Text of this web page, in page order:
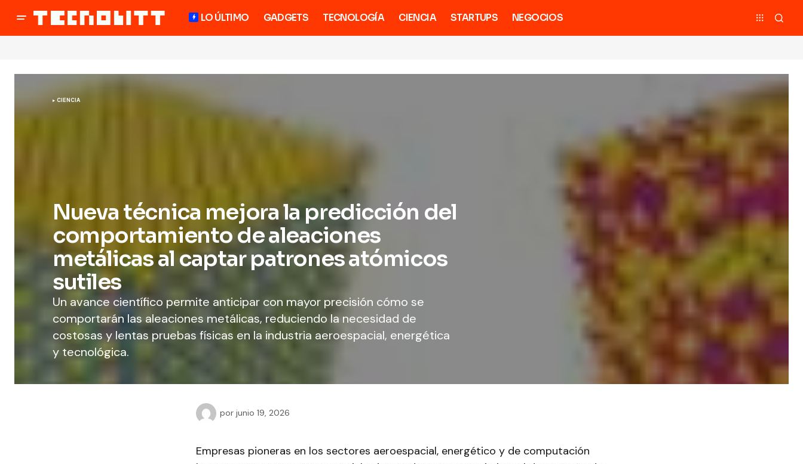
LO ÚLTIMO GADGETS TECNOLOGÍA CIENCIA STARTUPS NEGOCIOS
CIENCIA
Nueva técnica mejora la predicción del
comportamiento de aleaciones
metálicas al captar patrones atómicos
sutiles
Un avance científico permite anticipar con mayor precisión cómo se
comportarán las aleaciones metálicas, reduciendo la necesidad de
costosas y lentas pruebas físicas en la industria aeroespacial, energética
y tecnológica.
por junio 19, 2026
Empresas pioneras en los sectores aeroespacial, energético y de computación